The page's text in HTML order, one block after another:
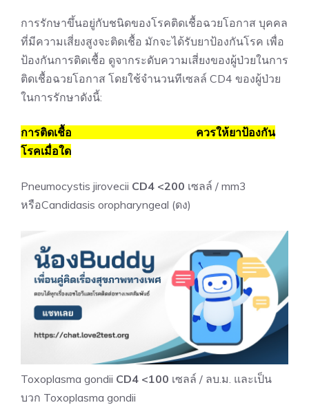
การรักษาขึ้นอยู่กับชนิดของโรคติดเชื้อฉวยโอกาส บุคคล
ที่มีความเสี่ยงสูงจะติดเชื้อ มักจะได้รับยาป้องกันโรค เพื่อ
ป้องกันการติดเชื้อ ดูจากระดับความเสี่ยงของผู้ป่วยในการ
ติดเชื้อฉวยโอกาส โดยใช้จำนวนทีเซลล์ CD4 ของผู้ป่วย
ในการรักษาดังนี้:
การติดเชื้อ ควรให้ยาป้องกัน
โรคเมื่อใด
Pneumocystis jirovecii CD4 <200 เซลล์ / mm3
หรือCandidasis oropharyngeal (ดง)
Toxoplasma gondii CD4 <100 เซลล์ / ลบ.ม. และเป็น
บวก Toxoplasma gondii